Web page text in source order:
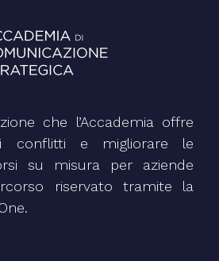
che l’Accademia offre
conflitti e migliorare le
su misura per aziende
riservato tramite la